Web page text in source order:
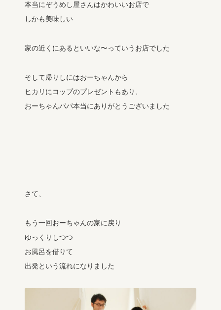
本当にぞうめし屋さんはかわいいお店で
しかも美味しい
家の近くにあるといいな〜っていうお店でした
そして帰りしにはおーちゃんから
ヒカリにコップのプレゼントもあり、
おーちゃんパパ本当にありがとうございました
さて、
もう一回おーちゃんの家に戻り
ゆっくりしつつ
お風呂を借りて
出発という流れになりました